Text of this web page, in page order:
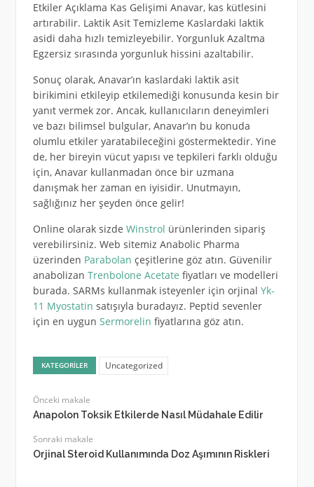
Etkiler Açıklama Kas Gelişimi Anavar, kas kütlesini
artırabilir. Laktik Asit Temizleme Kaslardaki laktik
asidi daha hızlı temizleyebilir. Yorgunluk Azaltma
Egzersiz sırasında yorgunluk hissini azaltabilir.
Sonuç olarak, Anavar’ın kaslardaki laktik asit
birikimini etkileyip etkilemediği konusunda kesin bir
yanıt vermek zor. Ancak, kullanıcıların deneyimleri
ve bazı bilimsel bulgular, Anavar’ın bu konuda
olumlu etkiler yaratabileceğini göstermektedir. Yine
de, her bireyin vücut yapısı ve tepkileri farklı olduğu
için, Anavar kullanmadan önce bir uzmana
danışmak her zaman en iyisidir. Unutmayın,
sağlığınız her şeyden önce gelir!
Online olarak sizde Winstrol ürünlerinden sipariş
verebilirsiniz. Web sitemiz Anabolic Pharma
üzerinden Parabolan çeşitlerine göz atın. Güvenilir
anabolizan Trenbolone Acetate fiyatları ve modelleri
burada. SARMs kullanmak isteyenler için orjinal Yk-
11 Myostatin satışıyla buradayız. Peptid sevenler
için en uygun Sermorelin fiyatlarına göz atın.
KATEGORILER Uncategorized
Önceki makale
Anapolon Toksik Etkilerde Nasıl Müdahale Edilir
Sonraki makale
Orjinal Steroid Kullanımında Doz Aşımının Riskleri